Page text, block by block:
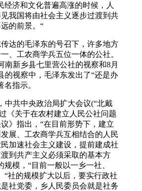
经济和文化普遍高涨的时候，人
我国将由社会主义逐步过渡到共
的前景。“
达的毛泽东的号召下，许多地方
、工农商学兵五位一体的公社。
南新乡县七里营公社的视察和8月
的视察中，毛泽东发出了“还是办
名指示。
中共中央政治局扩大会议(“北戴
《关于在农村建立人民公社问题
》指出，“在目前形势下，建立
展、工农商学兵互相结合的人民
加速社会主义建设，提前建成社
到共产主义必须采取的基本方
规模，“目前一般以一乡一社、
“社的规模扩大以后，要实行政社
社党委，乡人民委员会就是社务